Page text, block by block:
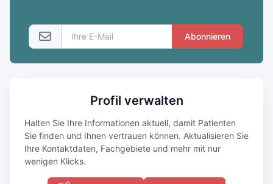
Abonnieren
Profil verwalten
Halten Sie Ihre Informationen aktuell, damit Patienten
Sie finden und Ihnen vertrauen können. Aktualisieren Sie
Ihre Kontaktdaten, Fachgebiete und mehr mit nur
wenigen Klicks.